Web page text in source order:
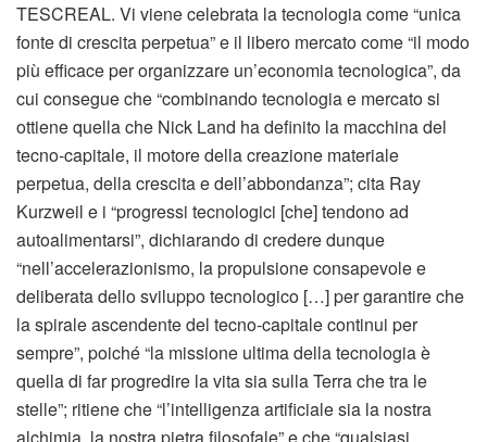
TESCREAL. Vi viene celebrata la tecnologia come “unica
fonte di crescita perpetua” e il libero mercato come “il modo
più efficace per organizzare un’economia tecnologica”, da
cui consegue che “combinando tecnologia e mercato si
ottiene quella che Nick Land ha definito la macchina del
tecno-capitale, il motore della creazione materiale
perpetua, della crescita e dell’abbondanza”; cita Ray
Kurzweil e i “progressi tecnologici [che] tendono ad
autoalimentarsi”, dichiarando di credere dunque
“nell’accelerazionismo, la propulsione consapevole e
deliberata dello sviluppo tecnologico […] per garantire che
la spirale ascendente del tecno-capitale continui per
sempre”, poiché “la missione ultima della tecnologia è
quella di far progredire la vita sia sulla Terra che tra le
stelle”; ritiene che “l’intelligenza artificiale sia la nostra